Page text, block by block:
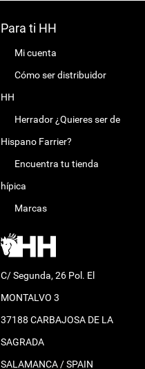
Para ti HH
Mi cuenta
Cómo ser distribuidor
HH
Herrador ¿Quieres ser de
Hispano Farrier?
Encuentra tu tienda
hípica
Marcas
C/ Segunda, 26 Pol. El
MONTALVO 3
37188 CARBAJOSA DE LA
SAGRADA
SALAMANCA / SPAIN